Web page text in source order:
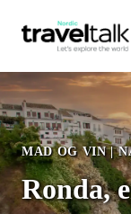
MAD OG VIN|
Ronda,